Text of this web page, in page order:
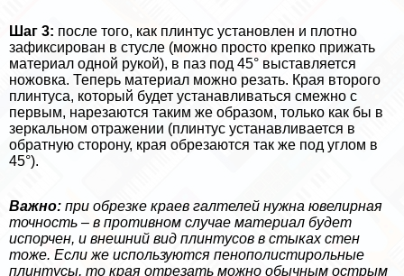
Шаг 3: после того, как плинтус установлен и плотно
зафиксирован в стусле (можно просто крепко прижать
материал одной рукой), в паз под 45° выставляется
ножовка. Теперь материал можно резать. Края второго
плинтуса, который будет устанавливаться смежно с
первым, нарезаются таким же образом, только как бы в
зеркальном отражении (плинтус устанавливается в
обратную сторону, края обрезаются так же под углом в
45°).
Важно: при обрезке краев галтелей нужна ювелирная
точность – в противном случае материал будет
испорчен, и внешний вид плинтусов в стыках стен
тоже. Если же используются пенополистирольные
плинтусы, то края отрезать можно обычным острым